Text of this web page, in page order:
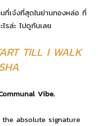
ที่เจ๋งที่สุดในย่านทองหล่อ ที่
รล่ะ ไปดูกันเลย
TILL I WALK
Vibe.
absolute signature